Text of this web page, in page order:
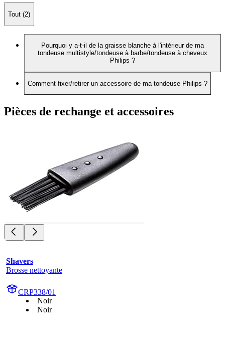
Tout (2)
Pourquoi y a-t-il de la graisse blanche à l'intérieur de ma
tondeuse multistyle/tondeuse à barbe/tondeuse à cheveux
Philips ?
Comment fixer/retirer un accessoire de ma tondeuse Philips ?
Pièces de rechange et accessoires
Shavers
Brosse nettoyante
CRP338/01
Noir
Noir